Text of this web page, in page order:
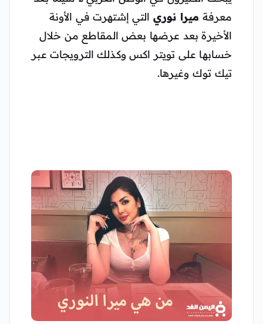
معرفة ميرا نوري التي إشتهرت في الأونة
الأخيرة بعد عرضها بعض المقاطع من خلال
خسابها على تويتر اكس وكذلك الترويجات عبر
تيك توك وغيرها.